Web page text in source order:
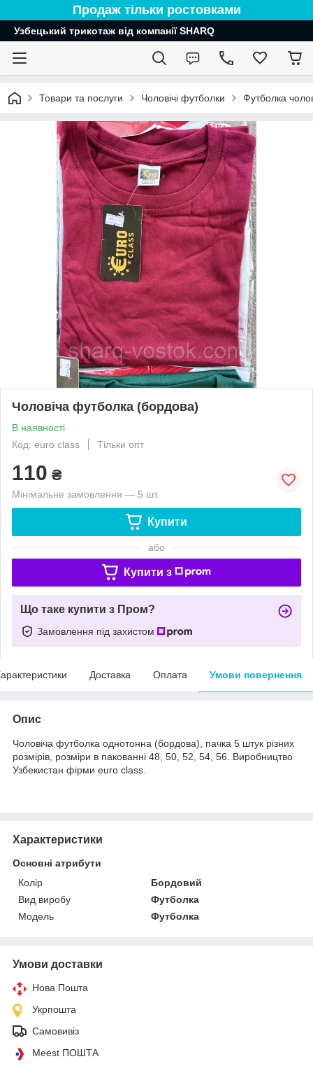
Продаж тільки ростовками
Узбецький трикотаж від компанії SHARQ
Товари та послуги Чоловічі футболки Футболка
Чоловіча футболка (бордова)
В наявності
Код: euro class
Тільки опт
110 ₴
Мінімальне замовлення — 5 шт.
Купити
або
Купити з
Що таке купити з Пром?
Замовлення під захистом
Доставка Оплата Умови повернення
Опис
Чоловіча футболка однотонна (бордова), пачка 5 штук різних
розмірів, розміри в пакованні 48, 50, 52, 54, 56. Виробництво
Узбекистан фірми euro class.
Характеристики
Основні атрибути
Колір
Бордовий
Вид виробу
Футболка
Модель
Футболка
Умови доставки
Нова Пошта
Укрпошта
Самовивіз
Meest ПОШТА